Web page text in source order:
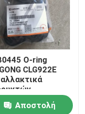
Ο-ring
CLG922E
Αποστολή